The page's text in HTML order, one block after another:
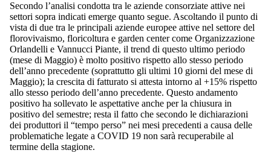
Secondo l’analisi condotta tra le aziende consorziate attive nei
settori sopra indicati emerge quanto segue. Ascoltando il punto di
vista di due tra le principali aziende europee attive nel settore del
florovivaismo, floricoltura e garden center come Organizzazione
Orlandelli e Vannucci Piante, il trend di questo ultimo periodo
(mese di Maggio) è molto positivo rispetto allo stesso periodo
dell’anno precedente (soprattutto gli ultimi 10 giorni del mese di
Maggio); la crescita di fatturato si attesta intorno al +15% rispetto
allo stesso periodo dell’anno precedente. Questo andamento
positivo ha sollevato le aspettative anche per la chiusura in
positivo del semestre; resta il fatto che secondo le dichiarazioni
dei produttori il “tempo perso” nei mesi precedenti a causa delle
problematiche legate a COVID 19 non sarà recuperabile al
termine della stagione.